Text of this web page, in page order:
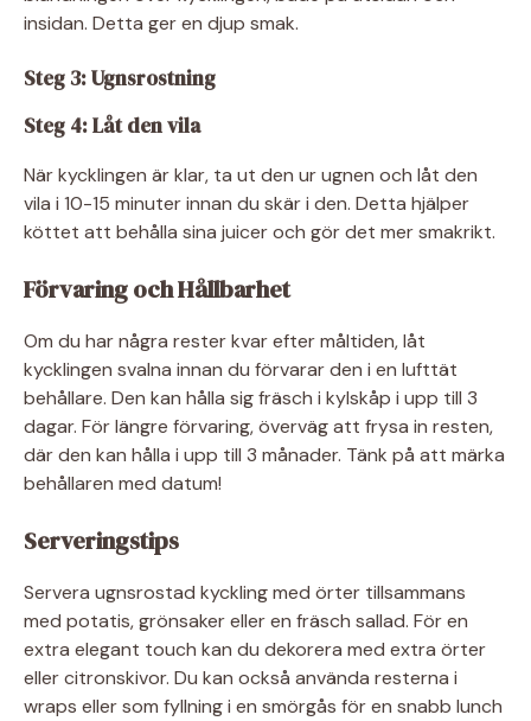
insidan. Detta ger en djup smak.
Steg 3: Ugnsrostning
Steg 4: Låt den vila
När kycklingen är klar, ta ut den ur ugnen och låt den
vila i 10-15 minuter innan du skär i den. Detta hjälper
köttet att behålla sina juicer och gör det mer smakrikt.
Förvaring och Hållbarhet
Om du har några rester kvar efter måltiden, låt
kycklingen svalna innan du förvarar den i en lufttät
behållare. Den kan hålla sig fräsch i kylskåp i upp till 3
dagar. För längre förvaring, överväg att frysa in resten,
där den kan hålla i upp till 3 månader. Tänk på att märka
behållaren med datum!
Serveringstips
Servera ugnsrostad kyckling med örter tillsammans
med potatis, grönsaker eller en fräsch sallad. För en
extra elegant touch kan du dekorera med extra örter
eller citronskivor. Du kan också använda resterna i
wraps eller som fyllning i en smörgås för en snabb lunch